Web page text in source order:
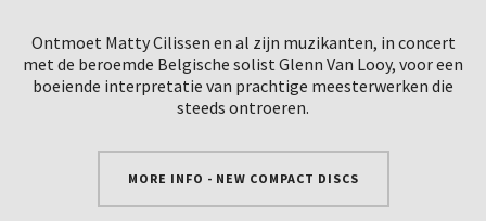
Ontmoet Matty Cilissen en al zijn muzikanten, in concert
met de beroemde Belgische solist Glenn Van Looy, voor een
boeiende interpretatie van prachtige meesterwerken die
steeds ontroeren.
MORE INFO - NEW COMPACT DISCS